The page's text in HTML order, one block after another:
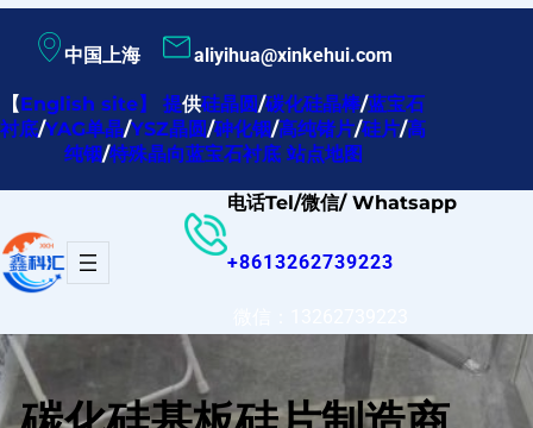
内
容
中国上海 aliyihua@xinkehui.com
【English site】提供硅晶圆/碳化硅晶棒/蓝宝石
衬底/YAG单晶/YSZ晶圆/砷化铟/高纯锗片/硅片/高
纯铟/特殊晶向蓝宝石衬底 站点地图
电话Tel/微信/ Whatsapp
+8613262739223